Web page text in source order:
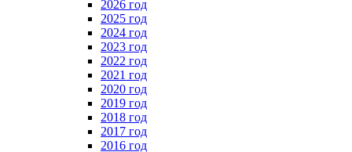
2026 год
2025 год
2024 год
2023 год
2022 год
2021 год
2020 год
2019 год
2018 год
2017 год
2016 год